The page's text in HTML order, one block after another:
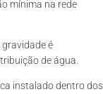
mínima na rede
é
de água.
instalado dentro dos